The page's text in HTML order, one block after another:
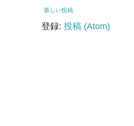
新しい投稿
登録: 投稿 (Atom)